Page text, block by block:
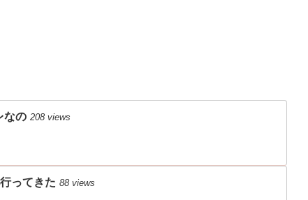
なの 208 views
ってきた 88 views